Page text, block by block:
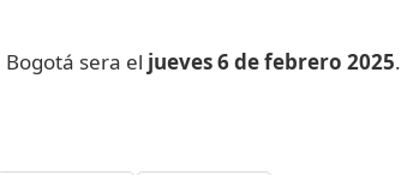
sera el jueves 6 de febrero 2025.